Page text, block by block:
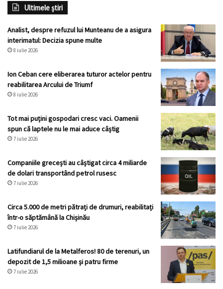
Ultimele știri
Analist, despre refuzul lui Munteanu de a asigura
interimatul: Decizia spune multe
8 iulie 2026
Ion Ceban cere eliberarea tuturor actelor pentru
reabilitarea Arcului de Triumf
8 iulie 2026
Tot mai puțini gospodari cresc vaci. Oamenii
spun că laptele nu le mai aduce câștig
7 iulie 2026
Companiile grecești au câștigat circa 4 miliarde
de dolari transportând petrol rusesc
7 iulie 2026
Circa 5.000 de metri pătrați de drumuri, reabilitați
într-o săptămână la Chișinău
7 iulie 2026
Latifundiarul de la Metalferos! 80 de terenuri, un
depozit de 1,5 milioane și patru firme
7 iulie 2026